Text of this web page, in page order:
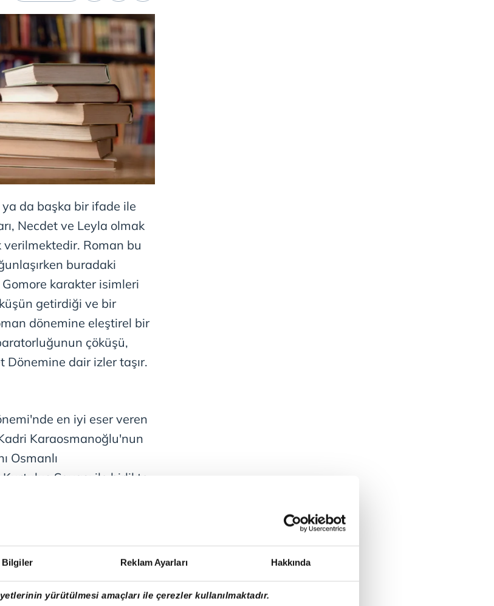
Bilgiler Reklam Ayarları Hakkında
yürütülmesi amaçları ile çerezler kullanılmaktadır.
da başka bir ifade ile
Necdet ve Leyla olmak
Roman bu
buradaki
karakter isimleri
getirdiği ve bir
dönemine eleştirel bir
çöküşü,
Dönemine dair izler taşır.
en iyi eser veren
Karaosmanoğlu'nun
Osmanlı
Savaşı ile birlikte
İmparatorluğun
de İstanbul'da yol
eleştirel bir bakış
olayları anlatırken